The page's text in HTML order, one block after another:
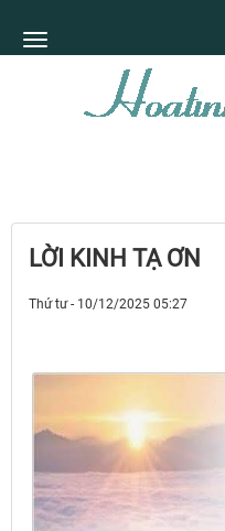
LỜI KINH TẠ ƠN
Thứ tư - 10/12/2025 05:27